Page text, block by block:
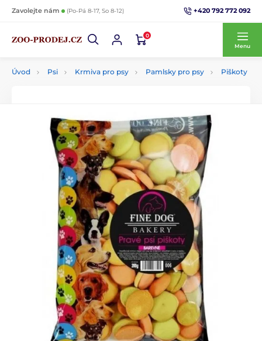
Zavolejte nám (Po-Pá 8-17, So 8-12) +420 792 772 092
0
Menu
Úvod Psi Krmiva pro psy Pamlsky pro psy Piškoty